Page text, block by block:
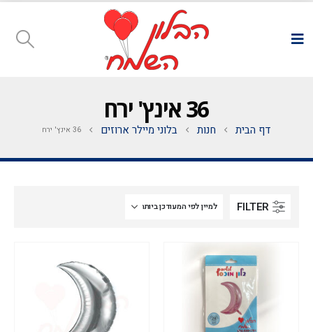
36 אינץ' ירח
דף הבית חנות בלוני מיילר ארוזים 36 אינץ' ירח
FILTER